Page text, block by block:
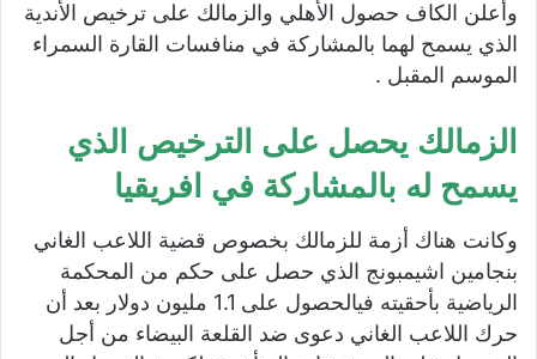
وأعلن الكاف حصول الأهلي والزمالك على ترخيص الأندية
الذي يسمح لهما بالمشاركة في منافسات القارة السمراء
الموسم المقبل .
الزمالك يحصل على الترخيص الذي
يسمح له بالمشاركة في افريقيا
وكانت هناك أزمة للزمالك بخصوص قضية اللاعب الغاني
بنجامين اشيمبونج الذي حصل على حكم من المحكمة
الرياضية بأحقيته فيالحصول على مليون دولار بعد أن
حرك اللاعب الغاني دعوى ضد القلعة البيضاء من أجل